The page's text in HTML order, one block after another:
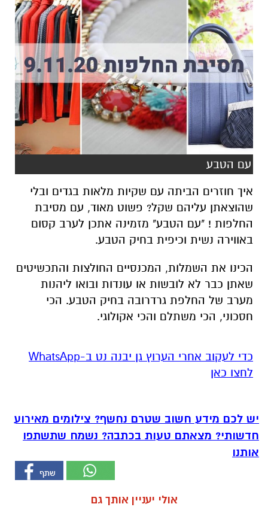
עם הטבע
איך חוזרים הביתה עם שקיות מלאות בגדים ובלי
שהוצאתן עליהם שקל? פשוט מאוד, עם מסיבת
החלפות ! "עם הטבע" מזמינה אתכן לערב קסום
באווירה נשית וכיפית בחיק הטבע.
הכינו את השמלות, המכנסיים החולצות והתכשיטים
שאתן כבר לא לובשות או עונדות ובואו ליהנות
מערב של החלפת גרדרובה בחיק הטבע. הכי
חסכוני, הכי משתלם והכי אקולוגי.
‏כדי לעקוב אחרי הערוץ גן יבנה נט ב-WhatsApp
לחצו כאן
יש לכם מידע חשוב שטרם נחשף? צילומים מאירוע
חדשותי? מצאתם טעות בכתבה? נשמח שתשתפו
אותנו
אולי יעניין אותך גם